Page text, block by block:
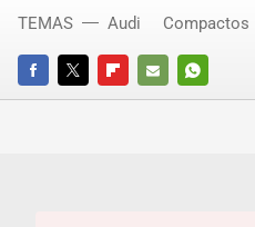
FACEBOOKTWITTERFLIPBOARD
E-
WHATSAPP
TEMAS Audi Compactos